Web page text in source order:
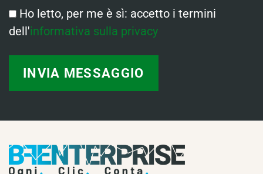
Ho letto, per me è sì: accetto i termini
dell'informativa sulla privacy